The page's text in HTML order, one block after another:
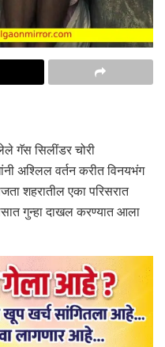
गॅस सिलींडर चोरी
अश्लिल वर्तन करीत विनयभंग
शहरातील एका परिसरात
गुन्हा दाखल करण्यात आला